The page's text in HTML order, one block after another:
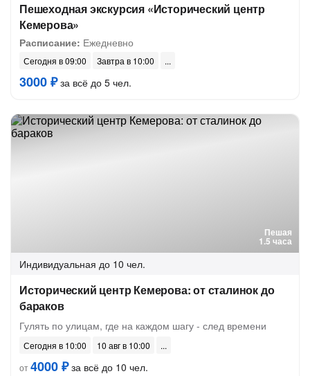
Пешеходная экскурсия «Исторический центр
Кемерова»
Расписание: Ежедневно
Сегодня в 09:00 Завтра в 10:00
3000 ₽за всё до 5 чел.
Пешая
1.5 часа
Индивидуальная до 10 чел.
Исторический центр Кемерова: от сталинок до
бараков
Гулять по улицам, где на каждом шагу - след времени
Сегодня в 10:00
10 авг в 10:00
от4000 ₽за всё до 10 чел.